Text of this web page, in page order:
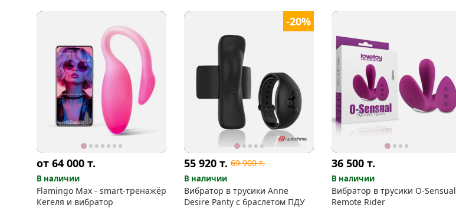
от 64 000 т.
В наличии
Flamingo Max - smart-тренажёр
Кегеля и вибратор
-20%
55 920 т. 69 900т.
В наличии
Вибратор в трусики Anne
Desire Panty с браслетом ПДУ
36 500 т.
В наличии
Вибратор в трусики O-Sensual
Remote Rider